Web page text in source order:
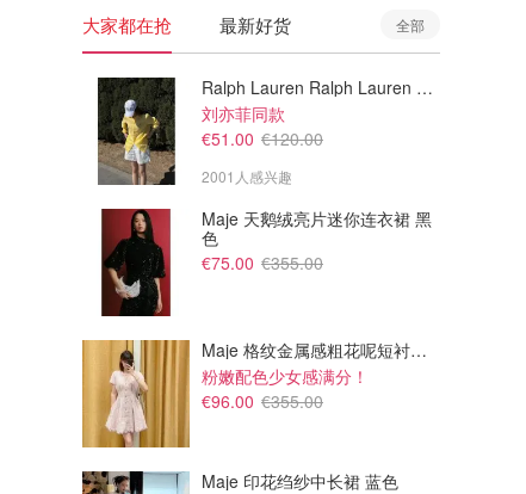
大家都在抢 最新好货 全部
Ralph Lauren Ralph Lauren 男童亚麻衬衫
刘亦菲同款
€51.00 €120.00
2001人感兴趣
Maje 天鹅绒亮片迷你连衣裙 黑
色
€75.00 €355.00
Maje 格纹金属感粗花呢短衬衫裙
粉嫩配色少女感满分！
€96.00 €355.00
Maje 印花绉纱中长裙 蓝色